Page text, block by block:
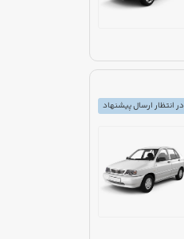
در انتظار ارسال پیشنهاد